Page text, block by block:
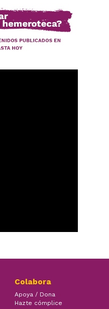
Colabora
Apoya / Dona
Hazte cómplice